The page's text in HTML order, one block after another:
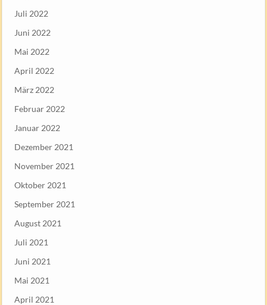
Juli 2022
Juni 2022
Mai 2022
April 2022
März 2022
Februar 2022
Januar 2022
Dezember 2021
November 2021
Oktober 2021
September 2021
August 2021
Juli 2021
Juni 2021
Mai 2021
April 2021